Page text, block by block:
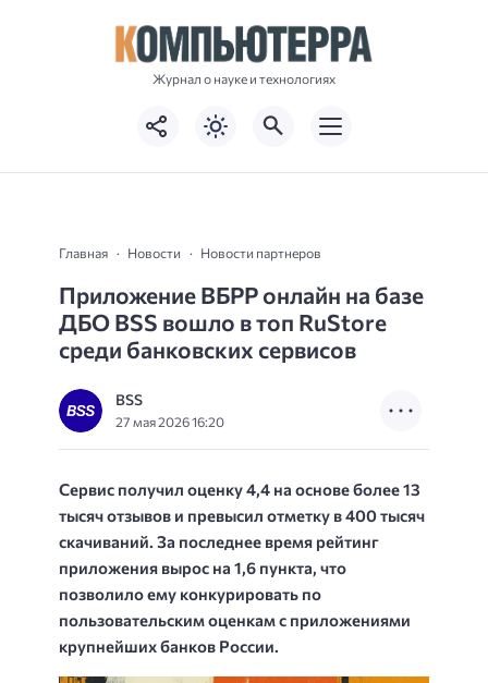
Журнал о науке и технологиях
Главная Новости Новости партнеров
Приложение ВБРР онлайн на базе
ДБО BSS вошло в топ RuStore
среди банковских сервисов
BSS
27 мая 2026 16:20
Сервис получил оценку 4,4 на основе более 13
тысяч отзывов и превысил отметку в 400 тысяч
скачиваний. За последнее время рейтинг
приложения вырос на 1,6 пункта, что
позволило ему конкурировать по
пользовательским оценкам с приложениями
крупнейших банков России.